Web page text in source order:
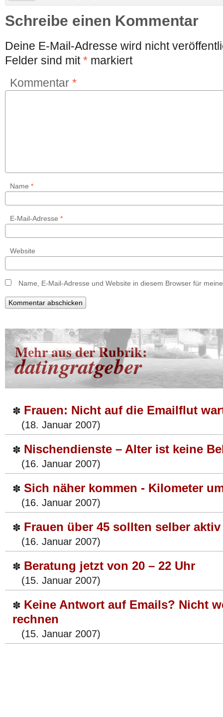
Schreibe einen Kommentar
Deine E-Mail-Adresse wird nicht
Felder sind mit* markiert
Kommentar *
Name *
E-Mail-Adresse *
Website
Name, E-Mail-Adresse und Website in diesem Browser für
Mehr aus der Rubrik:
datingratgeber
✽ Frauen: Nicht auf die Emailflut
(18. Januar 2007)
✽ Nischendienste – Alter ist keine
(16. Januar 2007)
✽ Sich näher kommen - Kilometer
(16. Januar 2007)
✽ Frauen über 45 sollten selber
(16. Januar 2007)
✽ Beratung jetzt von 20 – 22 Uhr
(15. Januar 2007)
✽ Keine Antwort auf Emails? Nicht
rechnen
(15. Januar 2007)